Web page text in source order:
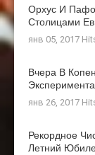
Орхус И
Столицами
янв 05, 2017
Вчера В
янв 26, 2017
Рекордное
Летний